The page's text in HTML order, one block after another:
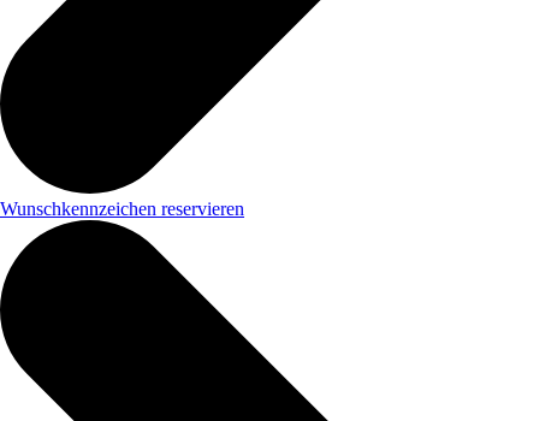
Wunschkennzeichen reservieren